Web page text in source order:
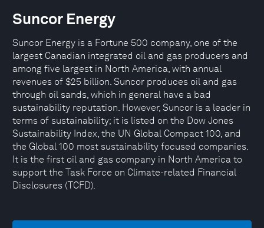
Suncor Energy
Suncor Energy is a Fortune 500 company, one of the
largest Canadian integrated oil and gas producers and
among five largest in North America, with annual
revenues of $25 billion. Suncor produces oil and gas
through oil sands, which in general have a bad
sustainability reputation. However, Suncor is a leader in
terms of sustainability; it is listed on the Dow Jones
Sustainability Index, the UN Global Compact 100, and
the Global 100 most sustainability focused companies.
It is the first oil and gas company in North America to
support the Task Force on Climate-related Financial
Disclosures (TCFD).